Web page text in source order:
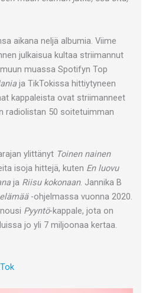
aikana neljä albumia. Viime
julkaisua kultaa striimannut
muassa Spotifyn Top
ja TikTokissa hittiytyneen
kappaleista ovat striimanneet
radiolistan 50 soitetuimman
ylittänyt Toinen nainen
isoja hittejä, kuten En luovu
ja Riisu kokonaan. Jannika B
-ohjelmassa vuonna 2020.
Pyyntö-kappale, jota on
jo yli 7 miljoonaa kertaa.